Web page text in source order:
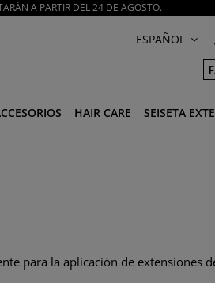
A PARTIR DEL 24 DE AGOSTO.
ESPAÑOL
HAIR CARE SEISETA
para la aplicación de extensiones